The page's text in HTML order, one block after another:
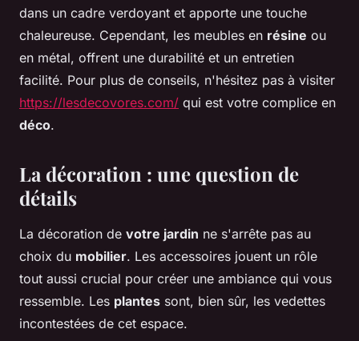
dans un cadre verdoyant et apporte une touche
chaleureuse. Cependant, les meubles en résine ou
en métal, offrent une durabilité et un entretien
facilité. Pour plus de conseils, n'hésitez pas à visiter
https://lesdecovores.com/ qui est votre complice en
déco.
La décoration : une question de
détails
La décoration de votre jardin ne s'arrête pas au
choix du mobilier. Les accessoires jouent un rôle
tout aussi crucial pour créer une ambiance qui vous
ressemble. Les plantes sont, bien sûr, les vedettes
incontestées de cet espace.